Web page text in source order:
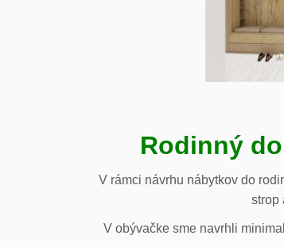
Rodinný
V rámci návrhu nábytkov do
strop
V obývačke sme navrhli